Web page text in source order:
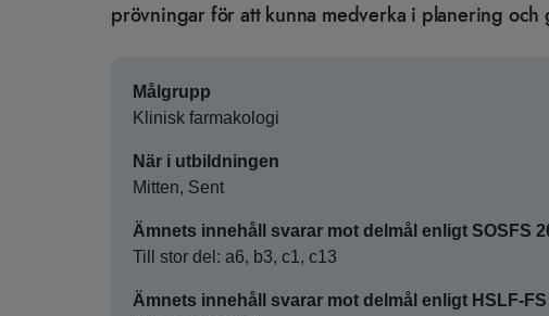
prövningar för att kunna medverka i planering och
Målgrupp
Klinisk farmakologi
När i utbildningen
Mitten, Sent
Ämnets innehåll svarar mot delmål enligt SOSFS
Till stor del: a6, b3, c1, c13
Ämnets innehåll svarar mot delmål enligt HSLF-FS